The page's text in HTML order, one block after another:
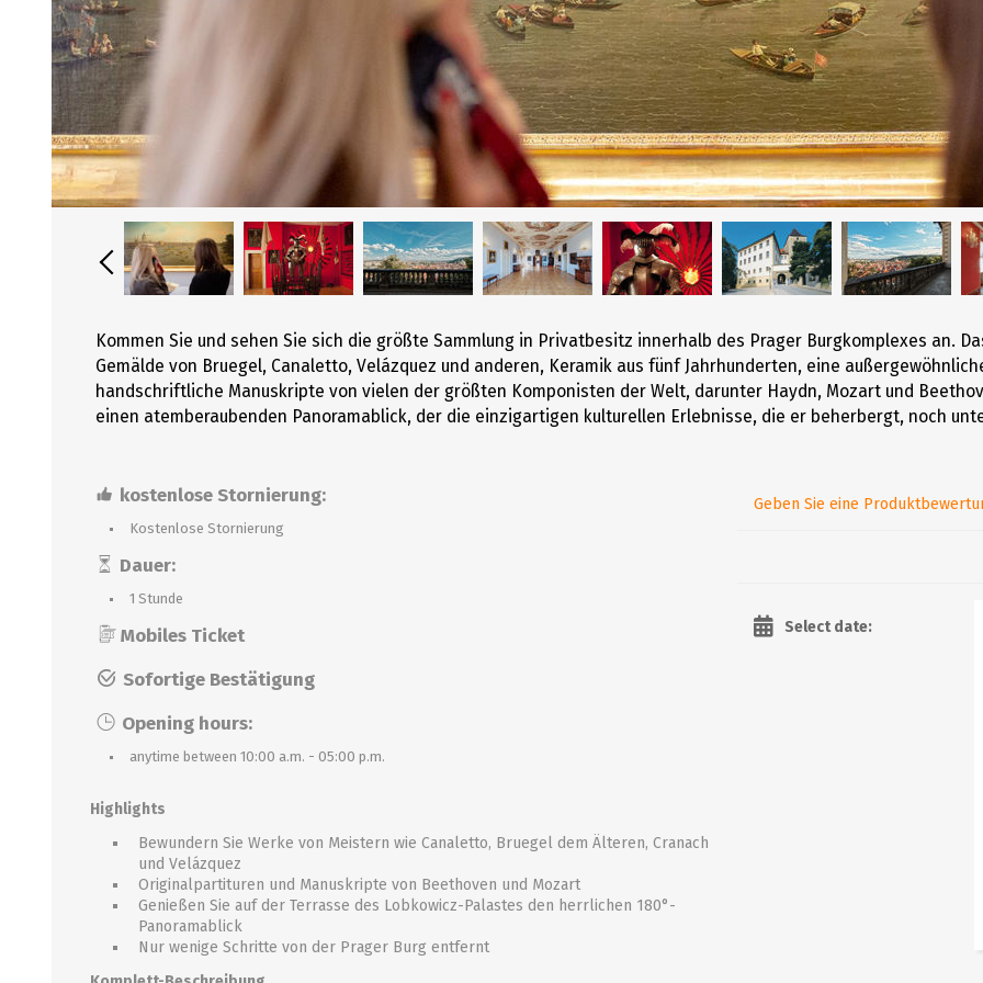
Unterhaltung
Kommen Sie und sehen Sie sich die größte Sammlung in Privatbesitz innerhalb des Prager Burgkomplexes an.
Gemälde von Bruegel, Canaletto, Velázquez und anderen, Keramik aus fünf Jahrhunderten, eine
handschriftliche Manuskripte von vielen der größten Komponisten der Welt, darunter Haydn, Mozart und
einen atemberaubenden Panoramablick, der die einzigartigen kulturellen Erlebnisse, die er beherbergt, noch
kostenlose Stornierung:
Kostenlose Stornierung
Dauer:
1 Stunde
Mobiles Ticket
Sofortige Bestätigung
Opening hours:
anytime between 10:00 a.m. - 05:00 p.m.
Highlights
Bewundern Sie Werke von Meistern wie Canaletto, Bruegel dem Älteren, Cranach
und Velázquez
Originalpartituren und Manuskripte von Beethoven und Mozart
Genießen Sie auf der Terrasse des Lobkowicz-Palastes den herrlichen 180°-
Panoramablick
Nur wenige Schritte von der Prager Burg entfernt
Geben Sie eine
Select date: